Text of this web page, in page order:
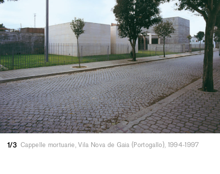
1/3 Cappelle mortuarie, Vila Nova de Gaia (Portogallo), 1994-1997